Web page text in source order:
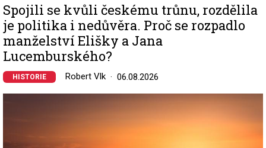
Spojili se kvůli českému trůnu, rozdělila
je politika i nedůvěra. Proč se rozpadlo
manželství Elišky a Jana
Lucemburského?
HISTORIE Robert Vlk 06.08.2026